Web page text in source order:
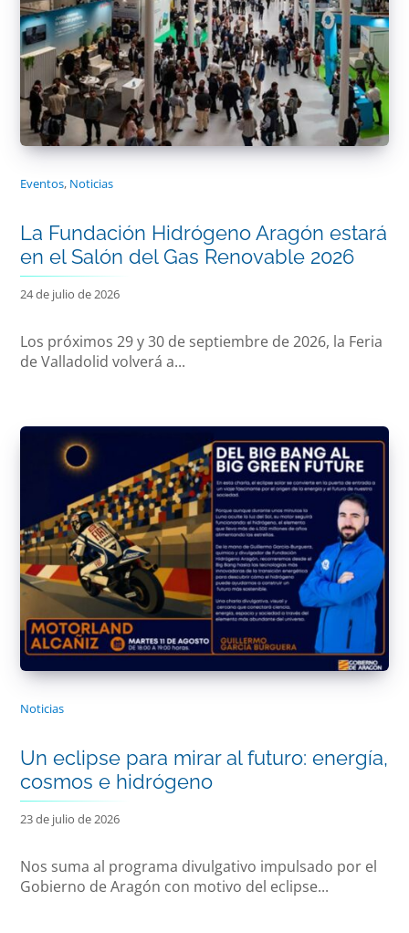
Eventos, Noticias
La Fundación Hidrógeno Aragón estará
en el Salón del Gas Renovable 2026
24 de julio de 2026
Los próximos 29 y 30 de septiembre de 2026, la Feria
de Valladolid volverá a...
Noticias
Un eclipse para mirar al futuro: energía,
cosmos e hidrógeno
23 de julio de 2026
Nos suma al programa divulgativo impulsado por el
Gobierno de Aragón con motivo del eclipse...